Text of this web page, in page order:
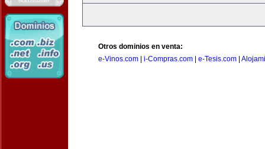
Otros dominios en venta:
e-Vinos.com
i-Compras.com e-Tesis.com